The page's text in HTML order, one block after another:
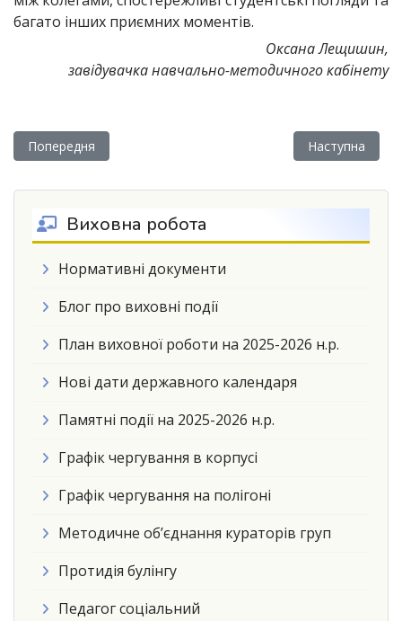
багато інших приємних моментів.
Оксана Лещишин,
завідувачка навчально-методичного кабінету
Попередня стаття: Методичне об’єднання викладачів
Попередня Наступна
Наступна
Виховна робота
Нормативні документи
Блог про виховні події
План виховної роботи на 2025-2026 н.р.
Нові дати державного календаря
Памятні події на 2025-2026 н.р.
Графік чергування в корпусі
Графік чергування на полігоні
Методичне об’єднання кураторів груп
Протидія булінгу
Педагог соціальний